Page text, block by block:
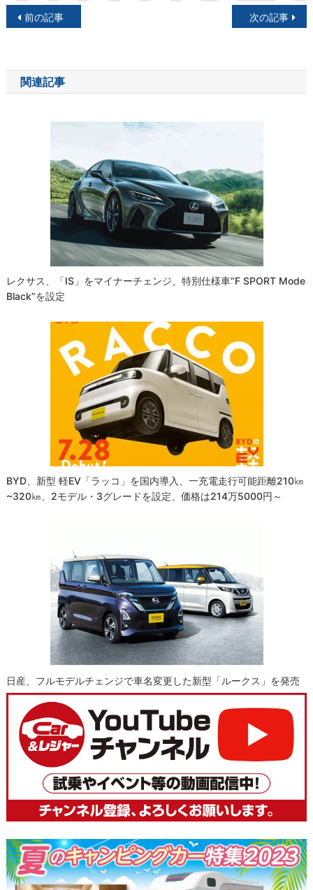
投
ナ
ビ
前の記事 次の記事
関連記事
レクサス、「IS」をマイナーチェンジ、特別仕様車“F SPORT Mode
Black”を設定
BYD、新型 軽EV「ラッコ」を国内導入、一充電走行可能距離210㎞
~320㎞、2モデル・3グレードを設定、価格は214万5000円～
日産、フルモデルチェンジで車名変更した新型「ルークス」を発売